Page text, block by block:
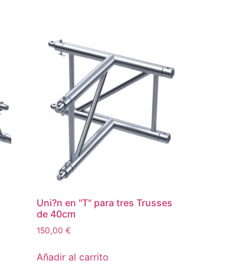
Uni?n en "T" para tres Trusses
de 40cm
150,00€
Añadir al carrito